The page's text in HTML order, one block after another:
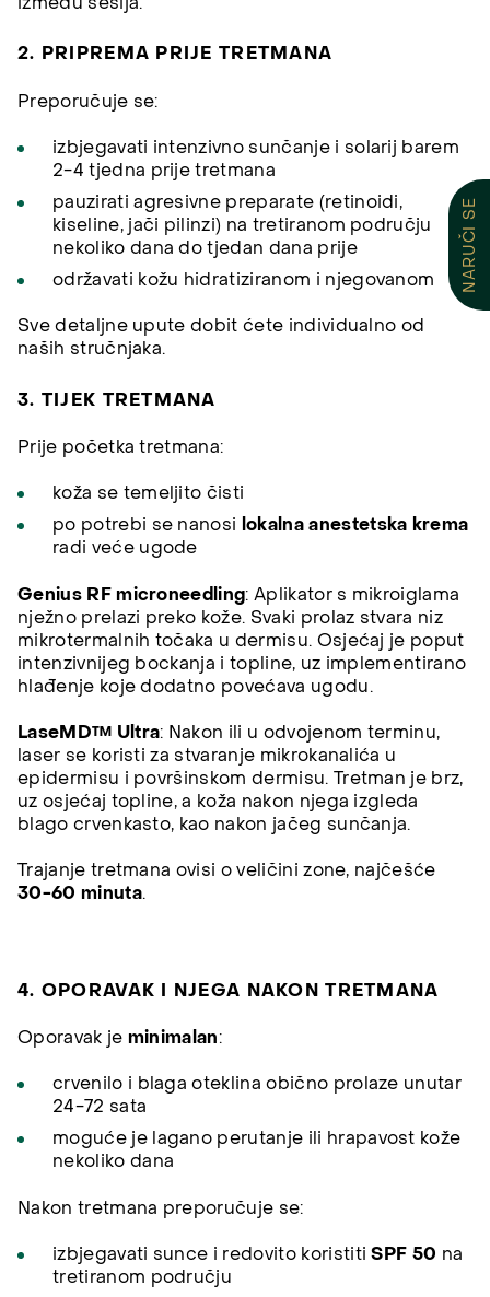
2. PRIPREMA PRIJE TRETMANA
Preporučuje se:
izbjegavati intenzivno sunčanje i solarij barem
2-4 tjedna prije tretmana
pauzirati agresivne preparate (retinoidi,
kiseline, jači pilinzi) na tretiranom području
nekoliko dana do tjedan dana prije
održavati kožu hidratiziranom i njegovanom
Sve detaljne upute dobit ćete individualno od
naših stručnjaka.
3. TIJEK TRETMANA
Prije početka tretmana:
koža se temeljito čisti
po potrebi se nanosi lokalna anestetska krema
radi veće ugode
Genius RF microneedling: Aplikator s mikroiglama
nježno prelazi preko kože. Svaki prolaz stvara niz
mikrotermalnih točaka u dermisu. Osjećaj je poput
intenzivnijeg bockanja i topline, uz implementirano
hlađenje koje dodatno povećava ugodu.
LaseMD™ Ultra: Nakon ili u odvojenom terminu,
laser se koristi za stvaranje mikrokanalića u
epidermisu i površinskom dermisu. Tretman je brz,
uz osjećaj topline, a koža nakon njega izgleda
blago crvenkasto, kao nakon jačeg sunčanja.
Trajanje tretmana ovisi o veličini zone, najčešće
30-60 minuta.
4. OPORAVAK I NJEGA NAKON TRETMANA
Oporavak je minimalan:
crvenilo i blaga oteklina obično prolaze unutar
24-72 sata
moguće je lagano perutanje ili hrapavost kože
nekoliko dana
Nakon tretmana preporučuje se:
izbjegavati sunce i redovito koristitiSPF 50 na
tretiranom području
NARUČI SE